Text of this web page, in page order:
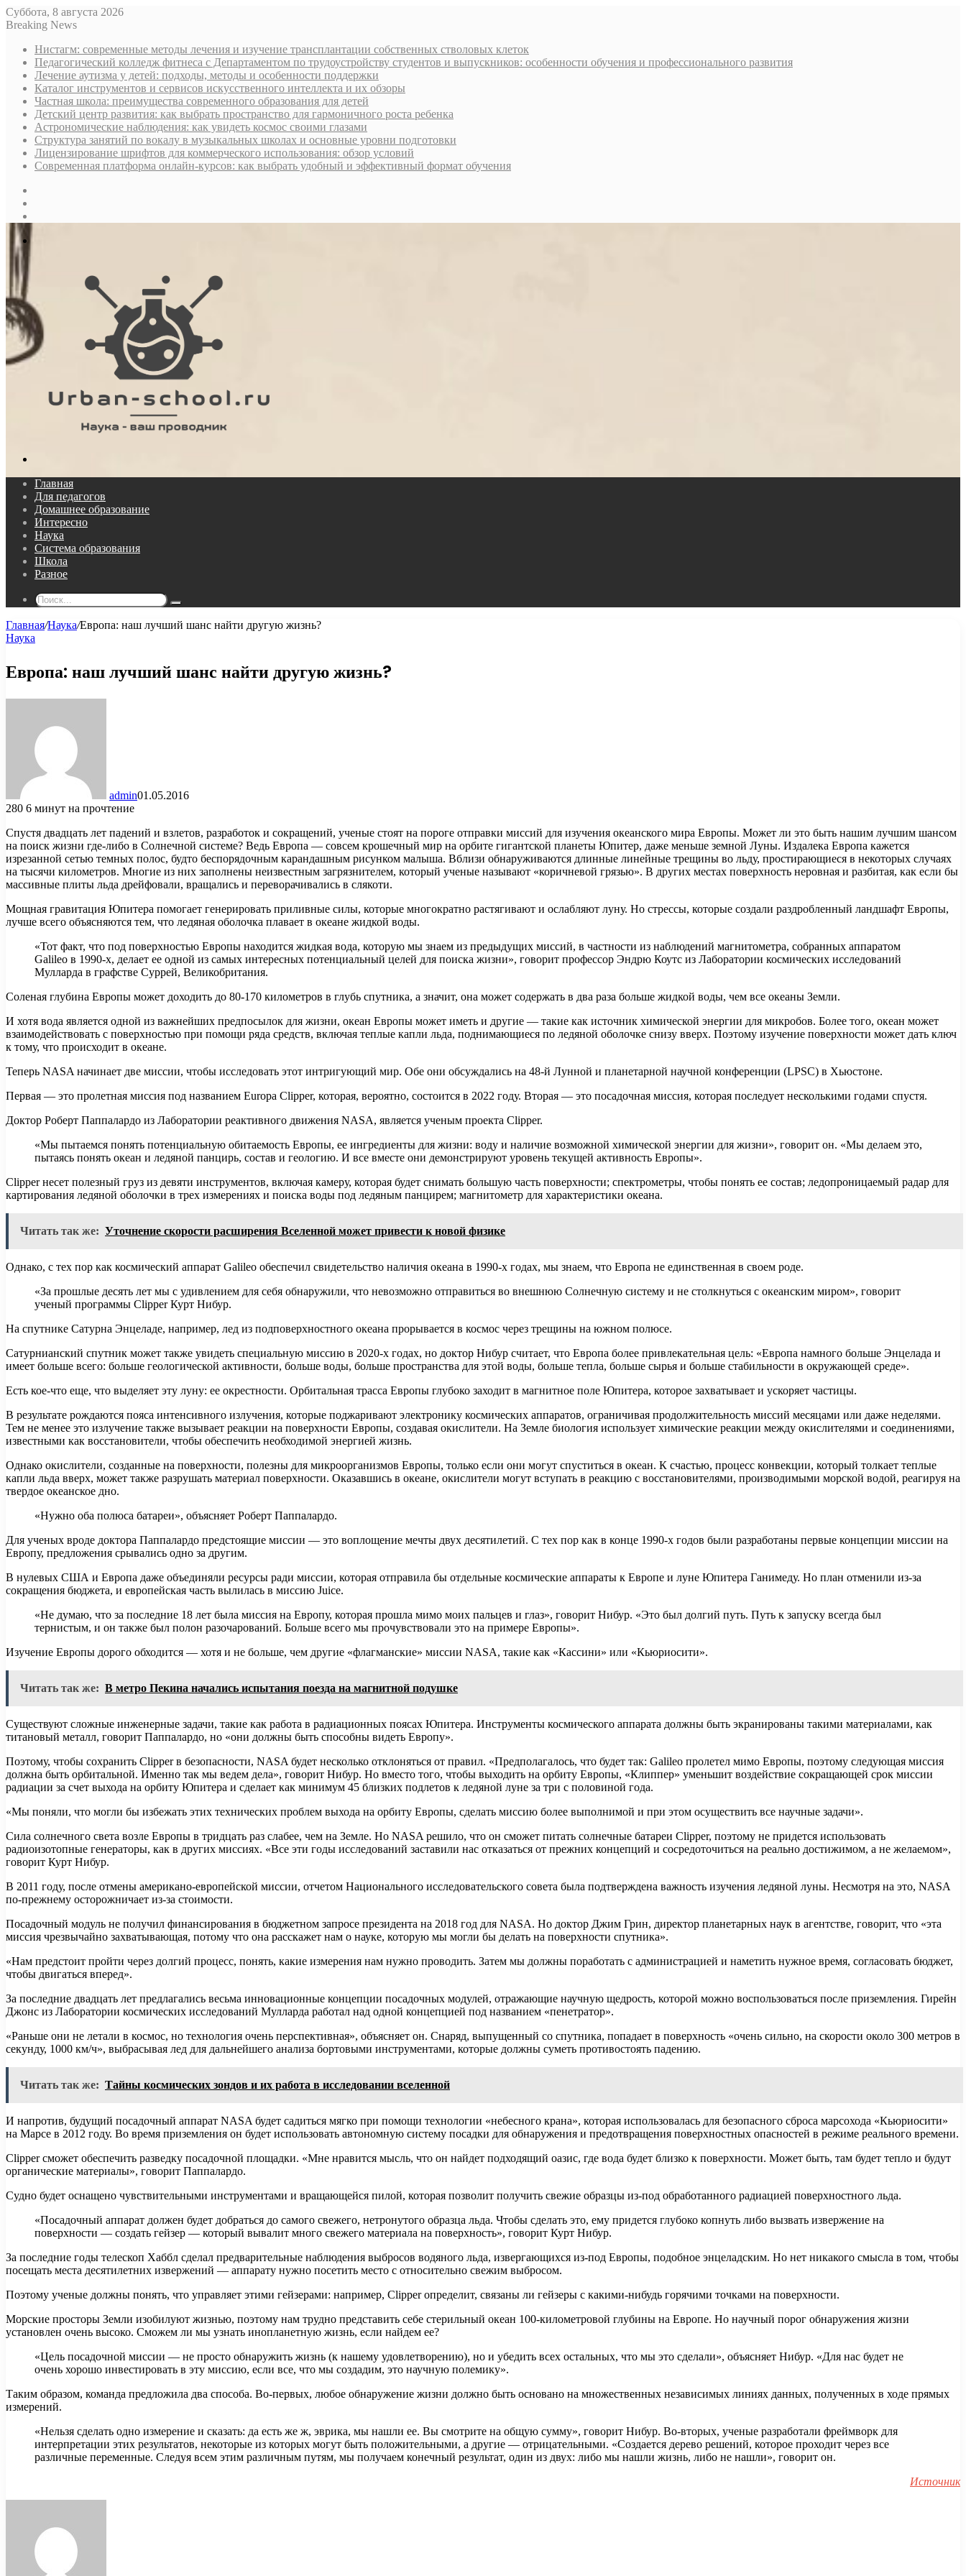
Суббота, 8 августа 2026
Breaking News
Нистагм: современные методы лечения и изучение трансплантации собственных стволовых клеток
Педагогический колледж фитнеса с Департаментом по трудоустройству студентов и выпускников: особенности обучения и профессионального развития
Лечение аутизма у детей: подходы, методы и особенности поддержки
Каталог инструментов и сервисов искусственного интеллекта и их обзоры
Частная школа: преимущества современного образования для детей
Детский центр развития: как выбрать пространство для гармоничного роста ребенка
Астрономические наблюдения: как увидеть космос своими глазами
Структура занятий по вокалу в музыкальных школах и основные уровни подготовки
Лицензирование шрифтов для коммерческого использования: обзор условий
Современная платформа онлайн-курсов: как выбрать удобный и эффективный формат обучения
Главная
Для педагогов
Домашнее образование
Интересно
Наука
Система образования
Школа
Разное
Поиск...
Главная/Наука/Европа: наш лучший шанс найти другую жизнь?
Наука
Европа: наш лучший шанс найти другую жизнь?
admin01.05.2016
280 6 минут на прочтение
Спустя двадцать лет падений и взлетов, разработок и сокращений, ученые стоят на пороге отправки миссий для изучения океанского мира Европы. Может ли это быть нашим лучшим шансом
на поиск жизни где-либо в Солнечной системе? Ведь Европа — совсем крошечный мир на орбите гигантской планеты Юпитер, даже меньше земной Луны. Издалека Европа кажется
изрезанной сетью темных полос, будто беспорядочным карандашным рисунком малыша. Вблизи обнаруживаются длинные линейные трещины во льду, простирающиеся в некоторых случаях
на тысячи километров. Многие из них заполнены неизвестным загрязнителем, который ученые называют «коричневой грязью». В других местах поверхность неровная и разбитая, как если бы
массивные плиты льда дрейфовали, вращались и переворачивались в слякоти.
Мощная гравитация Юпитера помогает генерировать приливные силы, которые многократно растягивают и ослабляют луну. Но стрессы, которые создали раздробленный ландшафт Европы,
лучше всего объясняются тем, что ледяная оболочка плавает в океане жидкой воды.
«Тот факт, что под поверхностью Европы находится жидкая вода, которую мы знаем из предыдущих миссий, в частности из наблюдений магнитометра, собранных аппаратом
Galileo в 1990-х, делает ее одной из самых интересных потенциальный целей для поиска жизни», говорит профессор Эндрю Коутс из Лаборатории космических исследований
Мулларда в графстве Суррей, Великобритания.
Соленая глубина Европы может доходить до 80-170 километров в глубь спутника, а значит, она может содержать в два раза больше жидкой воды, чем все океаны Земли.
И хотя вода является одной из важнейших предпосылок для жизни, океан Европы может иметь и другие — такие как источник химической энергии для микробов. Более того, океан может
взаимодействовать с поверхностью при помощи ряда средств, включая теплые капли льда, поднимающиеся по ледяной оболочке снизу вверх. Поэтому изучение поверхности может дать ключ
к тому, что происходит в океане.
Теперь NASA начинает две миссии, чтобы исследовать этот интригующий мир. Обе они обсуждались на 48-й Лунной и планетарной научной конференции (LPSC) в Хьюстоне.
Первая — это пролетная миссия под названием Europa Clipper, которая, вероятно, состоится в 2022 году. Вторая — это посадочная миссия, которая последует несколькими годами спустя.
Доктор Роберт Паппалардо из Лаборатории реактивного движения NASA, является ученым проекта Clipper.
«Мы пытаемся понять потенциальную обитаемость Европы, ее ингредиенты для жизни: воду и наличие возможной химической энергии для жизни», говорит он. «Мы делаем это,
пытаясь понять океан и ледяной панцирь, состав и геологию. И все вместе они демонстрируют уровень текущей активность Европы».
Clipper несет полезный груз из девяти инструментов, включая камеру, которая будет снимать большую часть поверхности; спектрометры, чтобы понять ее состав; ледопроницаемый радар для
картирования ледяной оболочки в трех измерениях и поиска воды под ледяным панцирем; магнитометр для характеристики океана.
Читать так же: Уточнение скорости расширения Вселенной может привести к новой физике
Однако, с тех пор как космический аппарат Galileo обеспечил свидетельство наличия океана в 1990-х годах, мы знаем, что Европа не единственная в своем роде.
«За прошлые десять лет мы с удивлением для себя обнаружили, что невозможно отправиться во внешнюю Солнечную систему и не столкнуться с океанским миром», говорит
ученый программы Clipper Курт Нибур.
На спутнике Сатурна Энцеладе, например, лед из подповерхностного океана прорывается в космос через трещины на южном полюсе.
Сатурнианский спутник может также увидеть специальную миссию в 2020-х годах, но доктор Нибур считает, что Европа более привлекательная цель: «Европа намного больше Энцелада и
имеет больше всего: больше геологической активности, больше воды, больше пространства для этой воды, больше тепла, больше сырья и больше стабильности в окружающей среде».
Есть кое-что еще, что выделяет эту луну: ее окрестности. Орбитальная трасса Европы глубоко заходит в магнитное поле Юпитера, которое захватывает и ускоряет частицы.
В результате рождаются пояса интенсивного излучения, которые поджаривают электронику космических аппаратов, ограничивая продолжительность миссий месяцами или даже неделями.
Тем не менее это излучение также вызывает реакции на поверхности Европы, создавая окислители. На Земле биология использует химические реакции между окислителями и соединениями,
известными как восстановители, чтобы обеспечить необходимой энергией жизнь.
Однако окислители, созданные на поверхности, полезны для микроорганизмов Европы, только если они могут спуститься в океан. К счастью, процесс конвекции, который толкает теплые
капли льда вверх, может также разрушать материал поверхности. Оказавшись в океане, окислители могут вступать в реакцию с восстановителями, производимыми морской водой, реагируя на
твердое океанское дно.
«Нужно оба полюса батареи», объясняет Роберт Паппалардо.
Для ученых вроде доктора Паппалардо предстоящие миссии — это воплощение мечты двух десятилетий. С тех пор как в конце 1990-х годов были разработаны первые концепции миссии на
Европу, предложения срывались одно за другим.
В нулевых США и Европа даже объединяли ресурсы ради миссии, которая отправила бы отдельные космические аппараты к Европе и луне Юпитера Ганимеду. Но план отменили из-за
сокращения бюджета, и европейская часть вылилась в миссию Juice.
«Не думаю, что за последние 18 лет была миссия на Европу, которая прошла мимо моих пальцев и глаз», говорит Нибур. «Это был долгий путь. Путь к запуску всегда был
тернистым, и он также был полон разочарований. Больше всего мы прочувствовали это на примере Европы».
Изучение Европы дорого обходится — хотя и не больше, чем другие «флагманские» миссии NASA, такие как «Кассини» или «Кьюриосити».
Читать так же: В метро Пекина начались испытания поезда на магнитной подушке
Существуют сложные инженерные задачи, такие как работа в радиационных поясах Юпитера. Инструменты космического аппарата должны быть экранированы такими материалами, как
титановый металл, говорит Паппалардо, но «они должны быть способны видеть Европу».
Поэтому, чтобы сохранить Clipper в безопасности, NASA будет несколько отклоняться от правил. «Предполагалось, что будет так: Galileo пролетел мимо Европы, поэтому следующая миссия
должна быть орбитальной. Именно так мы ведем дела», говорит Нибур. Но вместо того, чтобы выходить на орбиту Европы, «Клиппер» уменьшит воздействие сокращающей срок миссии
радиации за счет выхода на орбиту Юпитера и сделает как минимум 45 близких подлетов к ледяной луне за три с половиной года.
«Мы поняли, что могли бы избежать этих технических проблем выхода на орбиту Европы, сделать миссию более выполнимой и при этом осуществить все научные задачи».
Сила солнечного света возле Европы в тридцать раз слабее, чем на Земле. Но NASA решило, что он сможет питать солнечные батареи Clipper, поэтому не придется использовать
радиоизотопные генераторы, как в других миссиях. «Все эти годы исследований заставили нас отказаться от прежних концепций и сосредоточиться на реально достижимом, а не желаемом»,
говорит Курт Нибур.
В 2011 году, после отмены американо-европейской миссии, отчетом Национального исследовательского совета была подтверждена важность изучения ледяной луны. Несмотря на это, NASA
по-прежнему осторожничает из-за стоимости.
Посадочный модуль не получил финансирования в бюджетном запросе президента на 2018 год для NASA. Но доктор Джим Грин, директор планетарных наук в агентстве, говорит, что «эта
миссия чрезвычайно захватывающая, потому что она расскажет нам о науке, которую мы могли бы делать на поверхности спутника».
«Нам предстоит пройти через долгий процесс, понять, какие измерения нам нужно проводить. Затем мы должны поработать с администрацией и наметить нужное время, согласовать бюджет,
чтобы двигаться вперед».
За последние двадцать лет предлагались весьма инновационные концепции посадочных модулей, отражающие научную щедрость, которой можно воспользоваться после приземления. Гирейн
Джонс из Лаборатории космических исследований Мулларда работал над одной концепцией под названием «пенетратор».
«Раньше они не летали в космос, но технология очень перспективная», объясняет он. Снаряд, выпущенный со спутника, попадает в поверхность «очень сильно, на скорости около 300 метров в
секунду, 1000 км/ч», выбрасывая лед для дальнейшего анализа бортовыми инструментами, которые должны суметь противостоять падению.
Читать так же: Тайны космических зондов и их работа в исследовании вселенной
И напротив, будущий посадочный аппарат NASA будет садиться мягко при помощи технологии «небесного крана», которая использовалась для безопасного сброса марсохода «Кьюриосити»
на Марсе в 2012 году. Во время приземления он будет использовать автономную систему посадки для обнаружения и предотвращения поверхностных опасностей в режиме реального времени.
Clipper сможет обеспечить разведку посадочной площадки. «Мне нравится мысль, что он найдет подходящий оазис, где вода будет близко к поверхности. Может быть, там будет тепло и будут
органические материалы», говорит Паппалардо.
Судно будет оснащено чувствительными инструментами и вращающейся пилой, которая позволит получить свежие образцы из-под обработанного радиацией поверхностного льда.
«Посадочный аппарат должен будет добраться до самого свежего, нетронутого образца льда. Чтобы сделать это, ему придется глубоко копнуть либо вызвать извержение на
поверхности — создать гейзер — который вывалит много свежего материала на поверхность», говорит Курт Нибур.
За последние годы телескоп Хаббл сделал предварительные наблюдения выбросов водяного льда, извергающихся из-под Европы, подобное энцеладским. Но нет никакого смысла в том, чтобы
посещать места десятилетних извержений — аппарату нужно посетить место с относительно свежим выбросом.
Поэтому ученые должны понять, что управляет этими гейзерами: например, Clipper определит, связаны ли гейзеры с какими-нибудь горячими точками на поверхности.
Морские просторы Земли изобилуют жизнью, поэтому нам трудно представить себе стерильный океан 100-километровой глубины на Европе. Но научный порог обнаружения жизни
установлен очень высоко. Сможем ли мы узнать инопланетную жизнь, если найдем ее?
«Цель посадочной миссии — не просто обнаружить жизнь (к нашему удовлетворению), но и убедить всех остальных, что мы это сделали», объясняет Нибур. «Для нас будет не
очень хорошо инвестировать в эту миссию, если все, что мы создадим, это научную полемику».
Таким образом, команда предложила два способа. Во-первых, любое обнаружение жизни должно быть основано на множественных независимых линиях данных, полученных в ходе прямых
измерений.
«Нельзя сделать одно измерение и сказать: да есть же ж, эврика, мы нашли ее. Вы смотрите на общую сумму», говорит Нибур. Во-вторых, ученые разработали фреймворк для
интерпретации этих результатов, некоторые из которых могут быть положительными, а другие — отрицательными. «Создается дерево решений, которое проходит через все
различные переменные. Следуя всем этим различным путям, мы получаем конечный результат, один из двух: либо мы нашли жизнь, либо не нашли», говорит он.
Источник